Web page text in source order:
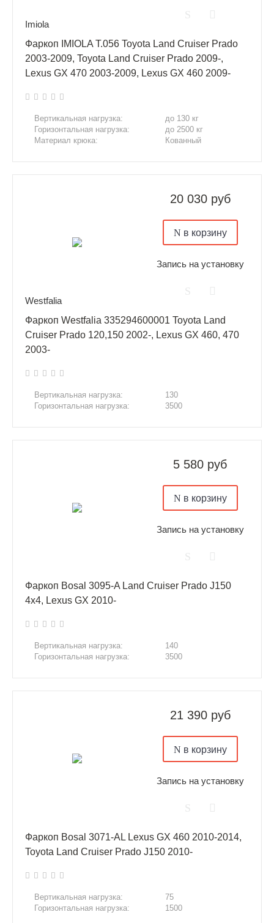
Imiola
Фаркоп IMIOLA T.056 Toyota Land Cruiser Prado
2003-2009, Toyota Land Cruiser Prado 2009-,
Lexus GX 470 2003-2009, Lexus GX 460 2009-
Вертикальная нагрузка:
до 130 кг
Горизонтальная нагрузка:
до 2500 кг
Материал крюка:
Кованный
Westfalia
20 030 руб
в корзину
Запись на установку
Фаркоп Westfalia 335294600001 Toyota Land
Cruiser Prado 120,150 2002-, Lexus GX 460, 470
2003-
Вертикальная нагрузка:
130
Горизонтальная нагрузка:
3500
5 580 руб
в корзину
Запись на установку
Фаркоп Bosal 3095-A Land Cruiser Prado J150
4x4, Lexus GX 2010-
Вертикальная нагрузка:
140
Горизонтальная нагрузка:
3500
21 390 руб
в корзину
Запись на установку
Фаркоп Bosal 3071-AL Lexus GX 460 2010-2014,
Toyota Land Cruiser Prado J150 2010-
Вертикальная нагрузка:
75
Горизонтальная нагрузка:
1500